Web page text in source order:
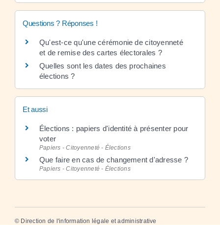
Questions ? Réponses !
Qu'est-ce qu'une cérémonie de citoyenneté
et de remise des cartes électorales ?
Quelles sont les dates des prochaines
élections ?
Et aussi
Élections : papiers d'identité à présenter pour
voter
Papiers - Citoyenneté - Élections
Que faire en cas de changement d'adresse ?
Papiers - Citoyenneté - Élections
© Direction de l'information légale et administrative